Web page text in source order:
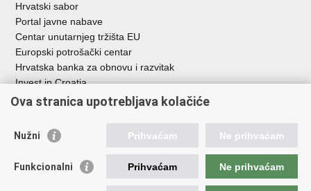
Hrvatski sabor
Portal javne nabave
Centar unutarnjeg tržišta EU
Europski potrošački centar
Hrvatska banka za obnovu i razvitak
Invest in Croatia
Europska banka za obnovu i razvoj
Središnja agencija za financiranje i ugovaranje
Institucije i javne ustanove u nadležnosti
Ministarstva
Ova stranica upotrebljava kolačiće
Nužni Prihvaćam Ne prihvaćam
Funkcionalni Prihvaćam Ne prihvaćam